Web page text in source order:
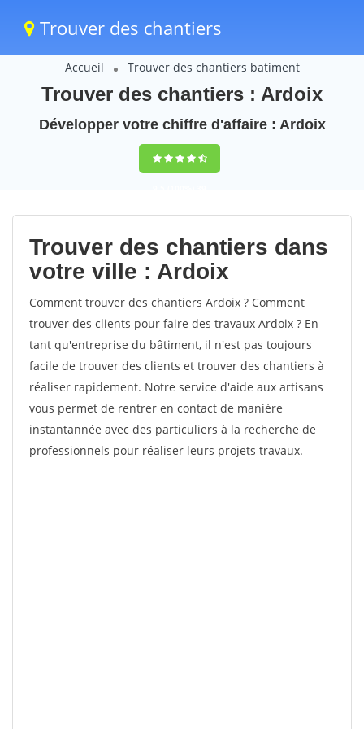
Trouver des chantiers
Accueil Trouver des chantiers batiment
Trouver des chantiers : Ardoix
Développer votre chiffre d'affaire : Ardoix
9,5(100%)39
votes
Trouver des chantiers dans
votre ville : Ardoix
Comment trouver des chantiers Ardoix ? Comment
trouver des clients pour faire des travaux Ardoix ? En
tant qu'entreprise du bâtiment, il n'est pas toujours
facile de trouver des clients et trouver des chantiers à
réaliser rapidement. Notre service d'aide aux artisans
vous permet de rentrer en contact de manière
instantannée avec des particuliers à la recherche de
professionnels pour réaliser leurs projets travaux.